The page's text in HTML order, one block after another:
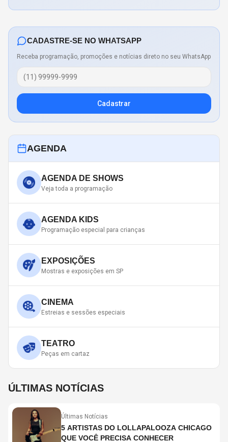
CADASTRE-SE NO WHATSAPP
Receba programação, promoções e notícias direto no seu WhatsApp
Cadastrar
AGENDA
AGENDA DE SHOWS
Veja toda a programação
AGENDA KIDS
Programação especial para crianças
EXPOSIÇÕES
Mostras e exposições em SP
CINEMA
Estreias e sessões especiais
TEATRO
Peças em cartaz
ÚLTIMAS NOTÍCIAS
Últimas Notícias
5 ARTISTAS DO LOLLAPALOOZA CHICAGO
QUE VOCÊ PRECISA CONHECER